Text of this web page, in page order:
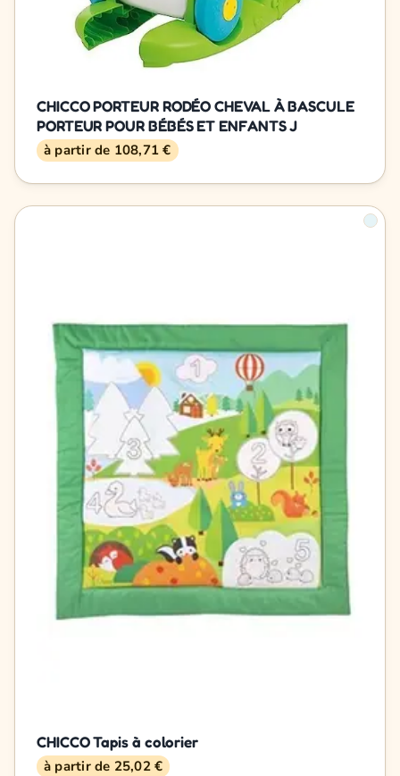
CHICCO PORTEUR RODÉO CHEVAL À BASCULE
PORTEUR POUR BÉBÉS ET ENFANTS J
à partir de 108,71 €
CHICCO Tapis à colorier
à partir de 25,02 €